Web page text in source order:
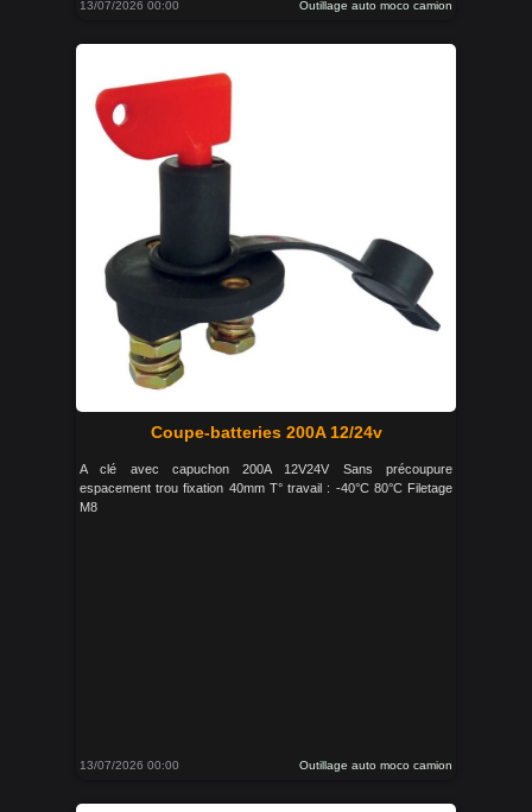
13/07/2026 00:00 Outillage auto moco camion
Coupe-batteries 200A 12/24v
A clé avec capuchon 200A 12V24V Sans précoupure
espacement trou fixation 40mm T° travail : -40°C 80°C Filetage
M8
13/07/2026 00:00 Outillage auto moco camion